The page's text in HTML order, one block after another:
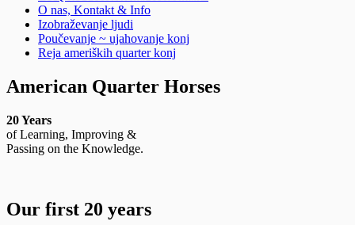
O nas, Kontakt & Info
Izobraževanje ljudi
Poučevanje ~ ujahovanje konj
Reja ameriških quarter konj
American Quarter Horses
20 Years
of Learning, Improving &
Passing on the Knowledge.
Our first 20 years